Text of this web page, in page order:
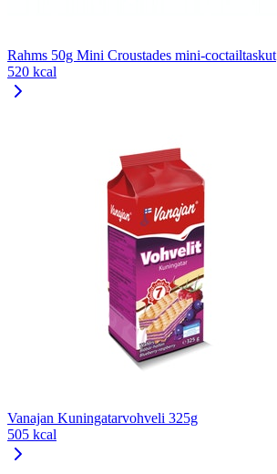
Rahms 50g Mini Croustades mini-coctailtaskut
520 kcal
Vanajan Kuningatarvohveli 325g
505 kcal